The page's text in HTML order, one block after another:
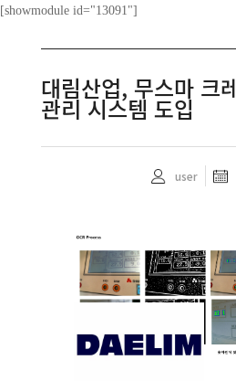
[showmodule id="13091"]
대림산업, 무스마 크
관리 시스템 도입
user